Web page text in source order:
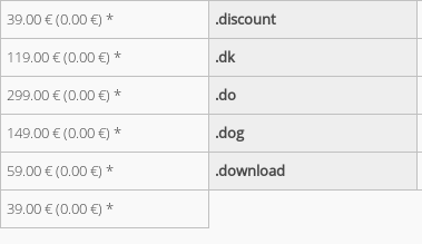
39.00 € (0.00 €) * .discount
119.00 € (0.00 €) * .dk
299.00 € (0.00 €) * .do
149.00 € (0.00 €) * .dog
59.00 € (0.00 €) * .download
39.00 € (0.00 €) *